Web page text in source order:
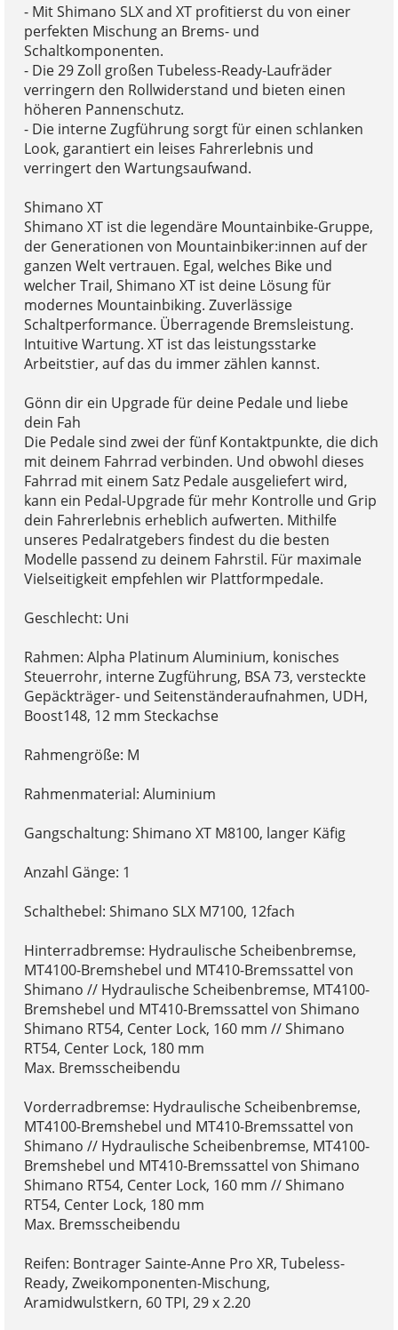
- Mit Shimano SLX and XT profitierst du von einer
perfekten Mischung an Brems- und
Schaltkomponenten.
- Die 29 Zoll großen Tubeless-Ready-Laufräder
verringern den Rollwiderstand und bieten einen
höheren Pannenschutz.
- Die interne Zugführung sorgt für einen schlanken
Look, garantiert ein leises Fahrerlebnis und
verringert den Wartungsaufwand.
Shimano XT
Shimano XT ist die legendäre Mountainbike-Gruppe,
der Generationen von Mountainbiker:innen auf der
ganzen Welt vertrauen. Egal, welches Bike und
welcher Trail, Shimano XT ist deine Lösung für
modernes Mountainbiking. Zuverlässige
Schaltperformance. Überragende Bremsleistung.
Intuitive Wartung. XT ist das leistungsstarke
Arbeitstier, auf das du immer zählen kannst.
Gönn dir ein Upgrade für deine Pedale und liebe
dein Fah
Die Pedale sind zwei der fünf Kontaktpunkte, die dich
mit deinem Fahrrad verbinden. Und obwohl dieses
Fahrrad mit einem Satz Pedale ausgeliefert wird,
kann ein Pedal-Upgrade für mehr Kontrolle und Grip
dein Fahrerlebnis erheblich aufwerten. Mithilfe
unseres Pedalratgebers findest du die besten
Modelle passend zu deinem Fahrstil. Für maximale
Vielseitigkeit empfehlen wir Plattformpedale.
Geschlecht: Uni
Rahmen: Alpha Platinum Aluminium, konisches
Steuerrohr, interne Zugführung, BSA 73, versteckte
Gepäckträger- und Seitenständeraufnahmen, UDH,
Boost148, 12 mm Steckachse
Rahmengröße: M
Rahmenmaterial: Aluminium
Gangschaltung: Shimano XT M8100, langer Käfig
Anzahl Gänge: 1
Schalthebel: Shimano SLX M7100, 12fach
Hinterradbremse: Hydraulische Scheibenbremse,
MT4100-Bremshebel und MT410-Bremssattel von
Shimano // Hydraulische Scheibenbremse, MT4100-
Bremshebel und MT410-Bremssattel von Shimano
Shimano RT54, Center Lock, 160 mm // Shimano
RT54, Center Lock, 180 mm
Max. Bremsscheibendu
Vorderradbremse: Hydraulische Scheibenbremse,
MT4100-Bremshebel und MT410-Bremssattel von
Shimano // Hydraulische Scheibenbremse, MT4100-
Bremshebel und MT410-Bremssattel von Shimano
Shimano RT54, Center Lock, 160 mm // Shimano
RT54, Center Lock, 180 mm
Max. Bremsscheibendu
Reifen: Bontrager Sainte-Anne Pro XR, Tubeless-
Ready, Zweikomponenten-Mischung,
Aramidwulstkern, 60 TPI, 29 x 2.20